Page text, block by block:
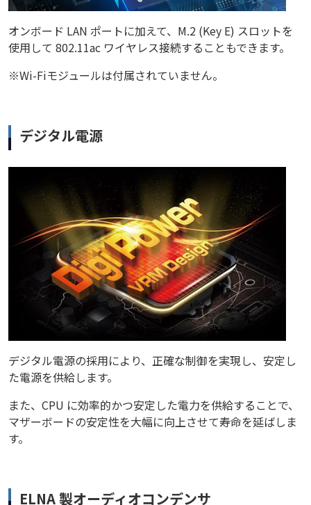
オンボード LAN ポートに加えて、M.2 (Key E) スロットを
使用して 802.11ac ワイヤレス接続することもできます。
※Wi-Fiモジュールは付属されていません。
デジタル電源
デジタル電源の採用により、正確な制御を実現し、安定し
た電源を供給します。
また、CPU に効率的かつ安定した電力を供給することで、
マザーボードの安定性を大幅に向上させて寿命を延ばしま
す。
ELNA 製オーディオコンデンサ